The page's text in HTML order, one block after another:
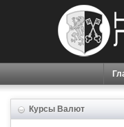
Курсы Валют